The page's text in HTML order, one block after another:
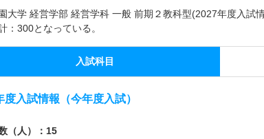
大学 経営学部 経営学科 一般 前期２教科型(2027年度入
：300となっている。
入試科目
度入試情報（今年度入試）
（人）：15